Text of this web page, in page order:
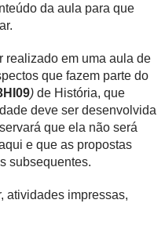
da aula para que
realizado em uma aula de
que fazem parte do
) de História, que
deve ser desenvolvida
que ela não será
e que as propostas
subsequentes.
atividades impressas,